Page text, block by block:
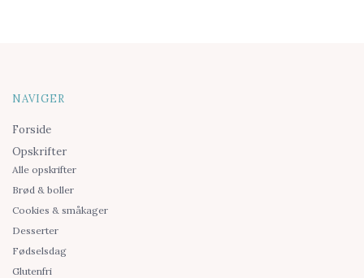
NAVIGER
Forside
Opskrifter
Alle opskrifter
Brød & boller
Cookies & småkager
Desserter
Fødselsdag
Glutenfri